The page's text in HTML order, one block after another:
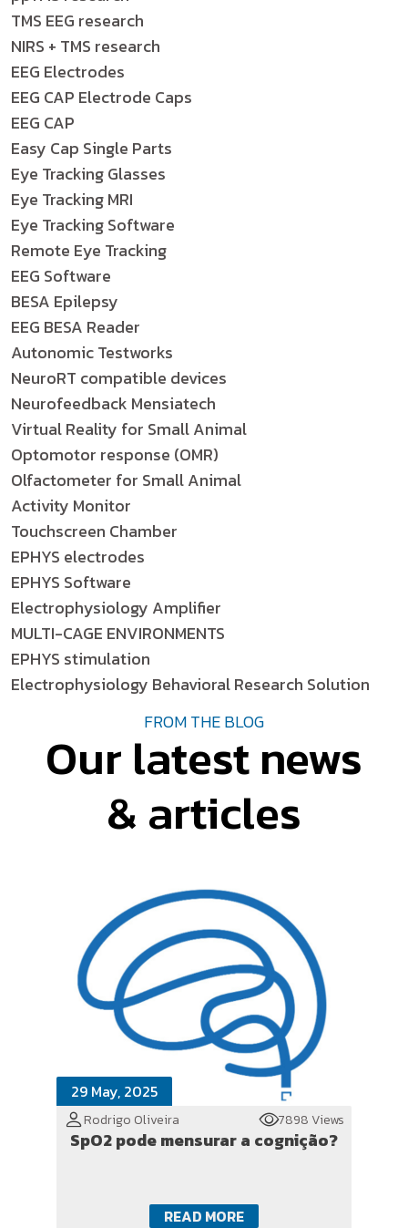
TMS EEG research
NIRS + TMS research
EEG Electrodes
EEG CAP Electrode Caps
EEG CAP
Easy Cap Single Parts
Eye Tracking Glasses
Eye Tracking MRI
Eye Tracking Software
Remote Eye Tracking
EEG Software
BESA Epilepsy
EEG BESA Reader
Autonomic Testworks
NeuroRT compatible devices
Neurofeedback Mensiatech
Virtual Reality for Small Animal
Optomotor response (OMR)
Olfactometer for Small Animal
Activity Monitor
Touchscreen Chamber
EPHYS electrodes
EPHYS Software
Electrophysiology Amplifier
MULTI-CAGE ENVIRONMENTS
EPHYS stimulation
Electrophysiology Behavioral Research Solution
FROM THE BLOG
Our latest news
& articles
29 May, 2025
Rodrigo Oliveira 7898 Views
SpO2 pode mensurar a cognição?
READ MORE